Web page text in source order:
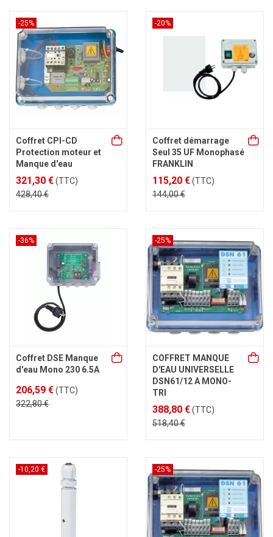
-25%
Coffret CPI-CD
Protection moteur et
Manque d'eau
321,30 €(TTC)
428,40 €
-20%
Coffret démarrage
Seul 35 UF Monophasé
FRANKLIN
115,20 €(TTC)
144,00 €
-36%
Coffret DSE Manque
d'eau Mono 230 6.5A
206,59 €(TTC)
322,80 €
-25%
COFFRET MANQUE
D'EAU UNIVERSELLE
DSN61/12 A MONO-
TRI
388,80 €(TTC)
518,40 €
-10,20 € -25%